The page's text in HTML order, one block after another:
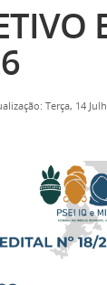
Terça, 14